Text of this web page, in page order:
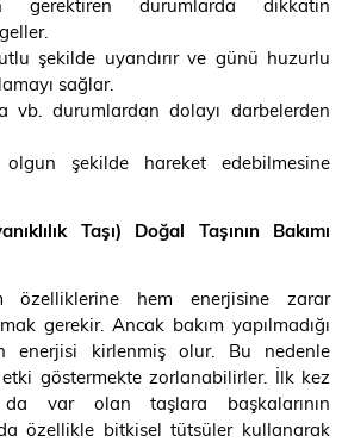
gerektiren durumlarda dikkatin
şekilde uyandırır ve günü huzurlu
sağlar.
vb. durumlardan dolayı darbelerden
şekilde hareket edebilmesine
Taşı) Doğal Taşının Bakımı
özelliklerine hem enerjisine zarar
gerekir. Ancak bakım yapılmadığı
enerjisi kirlenmiş olur. Bu nedenle
etki göstermekte zorlanabilirler. İlk kez
da var olan taşlara başkalarının
özellikle bitkisel tütsüler kullanarak